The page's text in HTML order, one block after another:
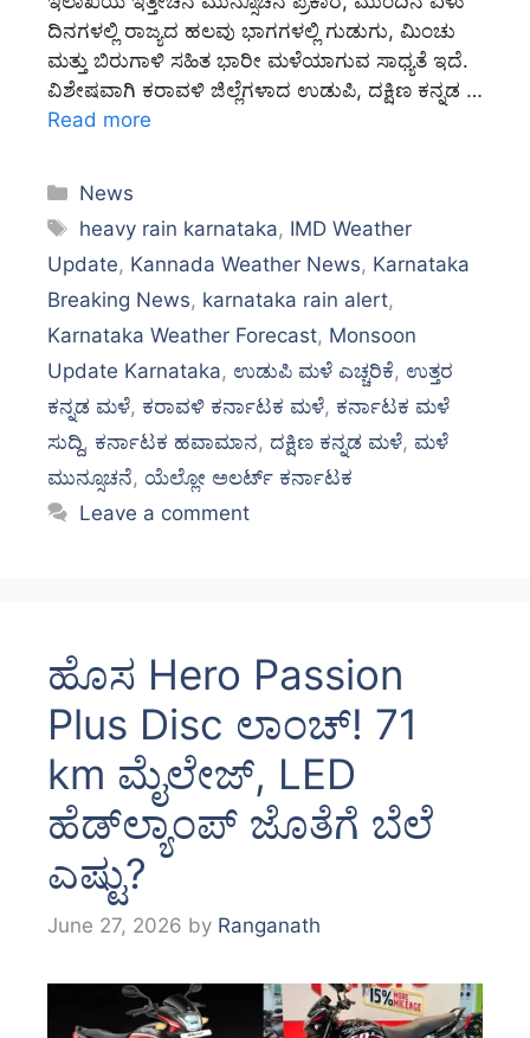
ದಿನಗಳಲ್ಲಿ ರಾಜ್ಯದ ಹಲವು ಭಾಗಗಳಲ್ಲಿ ಗುಡುಗು, ಮಿಂಚು
ಮತ್ತು ಬಿರುಗಾಳಿ ಸಹಿತ ಭಾರೀ ಮಳೆಯಾಗುವ ಸಾಧ್ಯತೆ ಇದೆ.
ವಿಶೇಷವಾಗಿ ಕರಾವಳಿ ಜಿಲ್ಲೆಗಳಾದ ಉಡುಪಿ, ದಕ್ಷಿಣ ಕನ್ನಡ …
Read more
Categories
News
Tags
heavy rain karnataka, IMD Weather
Update, Kannada Weather News, Karnataka
Breaking News, karnataka rain alert,
Karnataka Weather Forecast, Monsoon
Update Karnataka, ಉಡುಪಿ ಮಳೆ ಎಚ್ಚರಿಕೆ, ಉತ್ತರ
ಕನ್ನಡ ಮಳೆ, ಕರಾವಳಿ ಕರ್ನಾಟಕ ಮಳೆ, ಕರ್ನಾಟಕ ಮಳೆ
ಸುದ್ದಿ, ಕರ್ನಾಟಕ ಹವಾಮಾನ, ದಕ್ಷಿಣ ಕನ್ನಡ ಮಳೆ, ಮಳೆ
ಮುನ್ಸೂಚನೆ, ಯೆಲ್ಲೋ ಅಲರ್ಟ್ ಕರ್ನಾಟಕ
Leave a comment
ಹೊಸ Hero Passion
Plus Disc ಲಾಂಚ್! 71
km ಮೈಲೇಜ್, LED
ಹೆಡ್‌ಲ್ಯಾಂಪ್ ಜೊತೆಗೆ ಬೆಲೆ
ಎಷ್ಟು?
June 27, 2026 by Ranganath